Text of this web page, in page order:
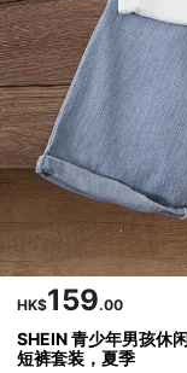
HK$159.00
SHEIN 青少年男孩休
短裤套装，夏季